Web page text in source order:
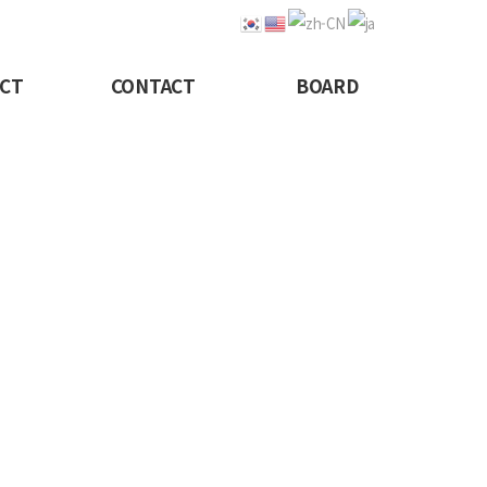
CONTACT BOARD